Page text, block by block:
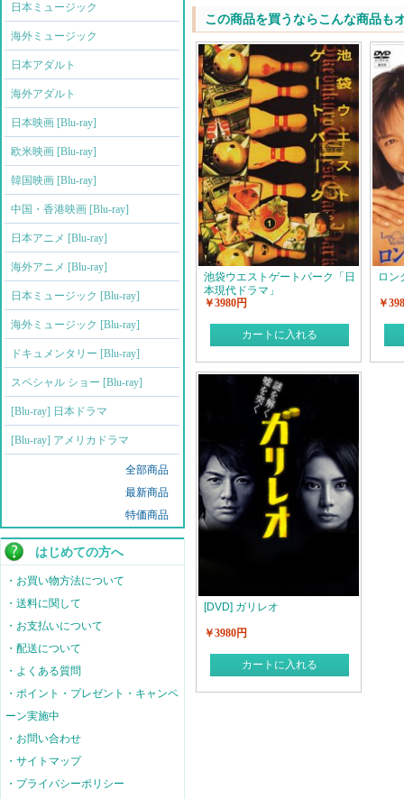
日本ミュージック
海外ミュージック
日本アダルト
海外アダルト
日本映画 [Blu-ray]
欧米映画 [Blu-ray]
韓国映画 [Blu-ray]
中国・香港映画 [Blu-ray]
日本アニメ [Blu-ray]
海外アニメ [Blu-ray]
日本ミュージック [Blu-ray]
海外ミュージック [Blu-ray]
ドキュメンタリー [Blu-ray]
スペシャル ショー [Blu-ray]
[Blu-ray] 日本ドラマ
[Blu-ray] アメリカドラマ
全部商品
最新商品
特価商品
はじめての方へ
・お買い物方法について
・送料に関して
・お支払いについて
・配送について
・よくある質問
・ポイント・プレゼント・キャンペ
ーン実施中
・お問い合わせ
・サイトマップ
・プライバシーポリシー
この商品を買うならこんな商品も
池袋ウエストゲートパーク「日
本現代ドラマ」
￥3980円
カートに入れる
ロン
￥
[DVD] ガリレオ
￥3980円
カートに入れる